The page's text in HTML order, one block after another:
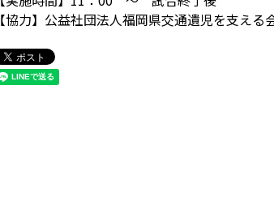
【協力】公益社団法人福岡県交通遺児を支える